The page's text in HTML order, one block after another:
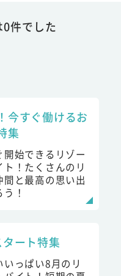
件でした
今すぐ働けるお
集
開始できるリゾー
ト！たくさんのリ
間と最高の思い出
！
ート特集
いっぱい8月のリ